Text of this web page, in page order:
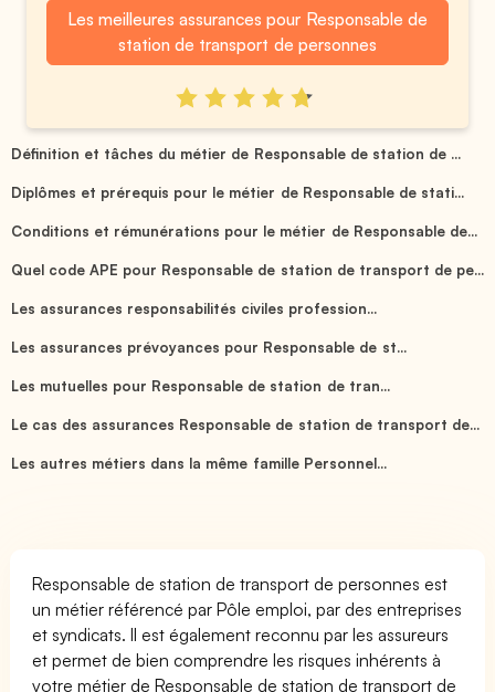
Les meilleures assurances pour Responsable de
station de transport de personnes
Définition et tâches du métier de Responsable de station de ...
Diplômes et prérequis pour le métier de Responsable de stati...
Conditions et rémunérations pour le métier de Responsable de...
Quel code APE pour Responsable de station de transport de pe...
Les assurances responsabilités civiles profession...
Les assurances prévoyances pour Responsable de st...
Les mutuelles pour Responsable de station de tran...
Le cas des assurances Responsable de station de transport de...
Les autres métiers dans la même famille Personnel...
Responsable de station de transport de personnes est
un métier référencé par Pôle emploi, par des entreprises
et syndicats. Il est également reconnu par les assureurs
et permet de bien comprendre les risques inhérents à
votre métier de Responsable de station de transport de